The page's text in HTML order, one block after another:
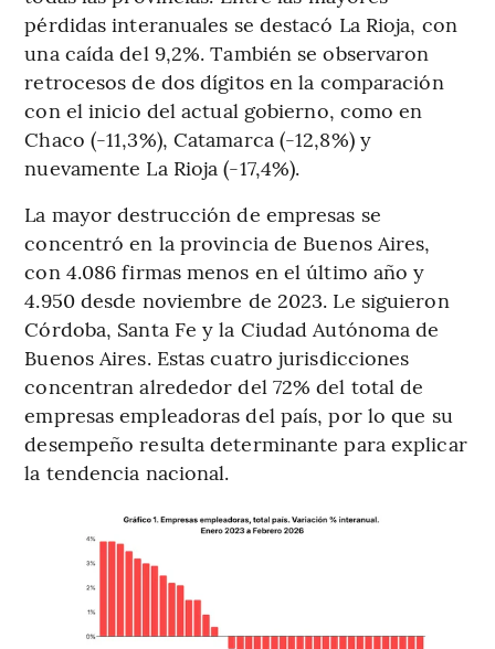
pérdidas interanuales se destacó La Rioja, con
una caída del 9,2%. También se observaron
retrocesos de dos dígitos en la comparación
con el inicio del actual gobierno, como en
Chaco (-11,3%), Catamarca (-12,8%) y
nuevamente La Rioja (-17,4%).
La mayor destrucción de empresas se
concentró en la provincia de Buenos Aires,
con 4.086 firmas menos en el último año y
4.950 desde noviembre de 2023. Le siguieron
Córdoba, Santa Fe y la Ciudad Autónoma de
Buenos Aires. Estas cuatro jurisdicciones
concentran alrededor del 72% del total de
empresas empleadoras del país, por lo que su
desempeño resulta determinante para explicar
la tendencia nacional.